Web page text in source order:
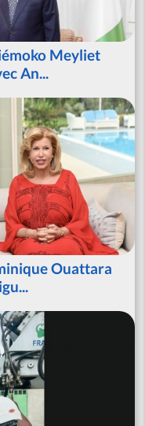
Meyliet
An...
Ouattara